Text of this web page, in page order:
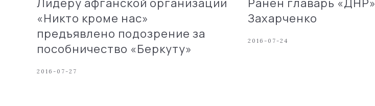
«Никто кроме нас»
предъявлено подозрение за
пособничество «Беркуту»
2016-07-27
Захарченко
2016-07-24